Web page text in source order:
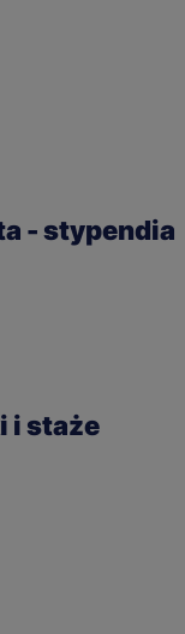
- stypendia
i staże